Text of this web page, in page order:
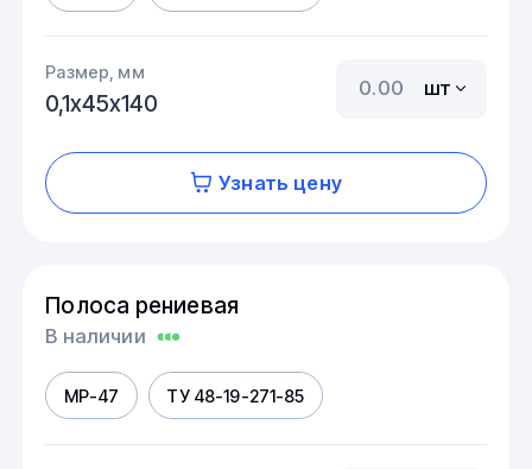
Размер, мм
0,1х45х140
шт
Узнать цену
Полоса рениевая
В наличии
МР-47 ТУ 48-19-271-85